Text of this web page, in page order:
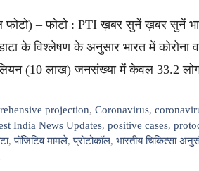
फोटो) – फोटो : PTI ख़बर सुनें ख़बर सुनें
डाटा के विश्लेषण के अनुसार भारत में
(10 लाख) जनसंख्या में केवल 33.2
projection,Coronavirus,
India News Updates, positive cases,
,पॉजिटिव मामले,प्रोटोकॉल, भारतीय चिकित्सा